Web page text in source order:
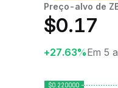
Preço-alvo de
$0.17
+27.63%Em 5